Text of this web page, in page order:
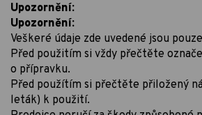
Upozornění:
Upozornění:
Veškeré údaje zde uvedené jsou
Před použitím si vždy přečtěte
o přípravku.
Před použítím si přečtěte přiložený
leták) k použití.